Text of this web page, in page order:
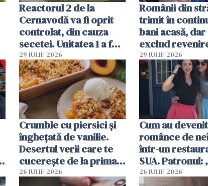
Reactorul 2 de la
Cernavodă va fi oprit
controlat, din cauza
secetei. Unitatea 1 a fost
deja oprită
29 IULIE 2026
Românii din
trimit în
bani acasă, dar
exclud
29 IULIE 2026
Crumble cu piersici și
înghețată de vanilie.
Desertul verii care te
cucerește de la prima
lingură
26 IULIE 2026
Cum au
românce de
într-un
SUA. Patronul:
ce o să mă fac
26 IULIE 2026